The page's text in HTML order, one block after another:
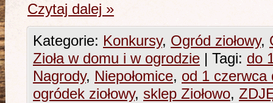
Czytaj dalej »
Kategorie: Konkursy, Ogród ziołowy,
Zioła w domu i w ogrodzie | Tagi: do
Nagrody, Niepołomice, od 1 czerwca
ogródek ziołowy, sklep Ziołowo,